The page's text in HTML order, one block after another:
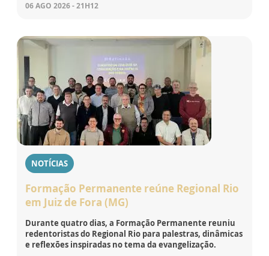
06 AGO 2026 - 21H12
NOTÍCIAS
Formação Permanente reúne Regional Rio
em Juiz de Fora (MG)
Durante quatro dias, a Formação Permanente reuniu
redentoristas do Regional Rio para palestras, dinâmicas
e reflexões inspiradas no tema da evangelização.